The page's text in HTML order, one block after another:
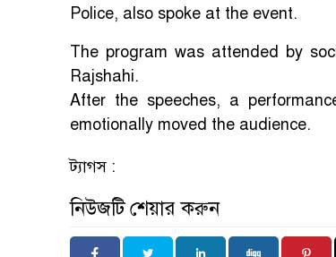
Police, also spoke at the event.
The program was attended by
Rajshahi.
After the speeches, a
emotionally moved the audience.
ট্যাগস :
নিউজটি শেয়ার করুন